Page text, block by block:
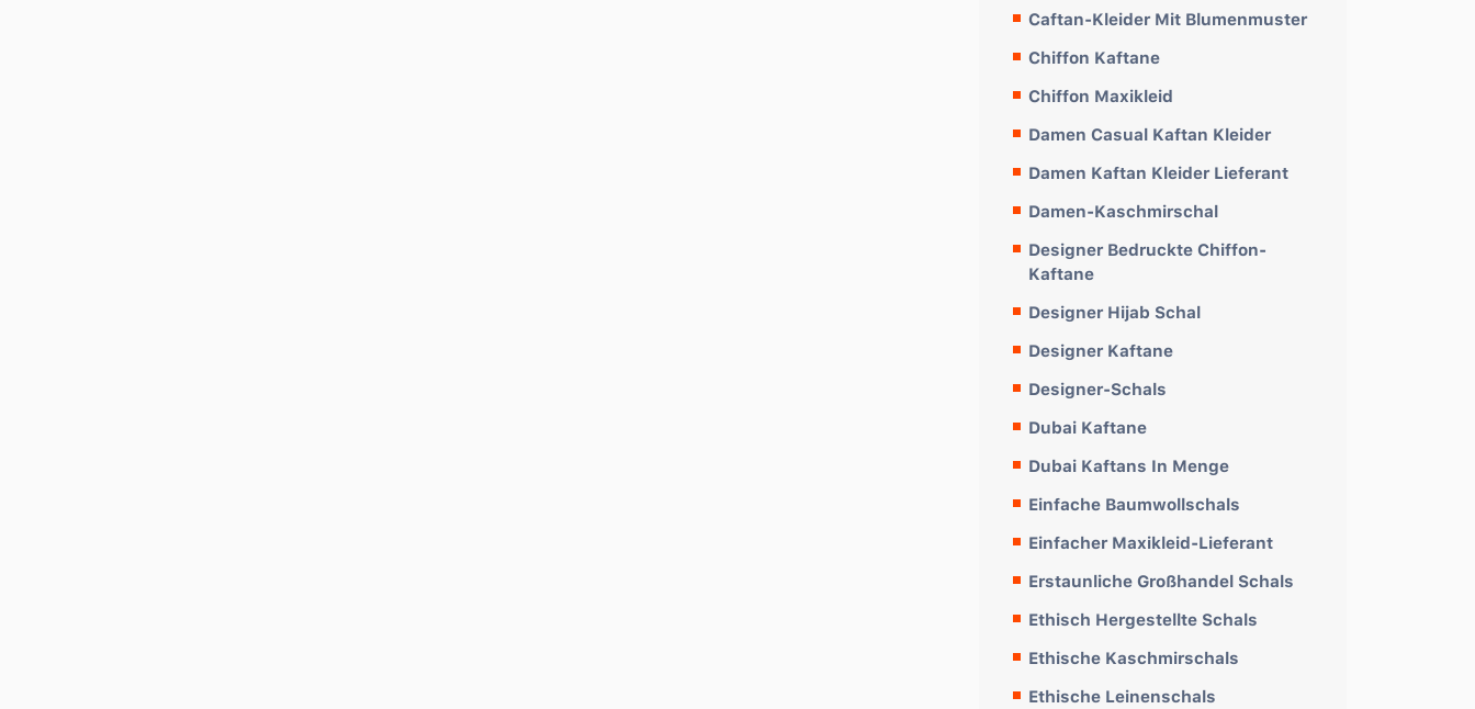
Caftan-Kleider Mit Blumenmuster
Chiffon Kaftane
Chiffon Maxikleid
Damen Casual Kaftan Kleider
Damen Kaftan Kleider Lieferant
Damen-Kaschmirschal
Designer Bedruckte Chiffon-
Kaftane
Designer Hijab Schal
Designer Kaftane
Designer-Schals
Dubai Kaftane
Dubai Kaftans In Menge
Einfache Baumwollschals
Einfacher Maxikleid-Lieferant
Erstaunliche Großhandel Schals
Ethisch Hergestellte Schals
Ethische Kaschmirschals
Ethische Leinenschals